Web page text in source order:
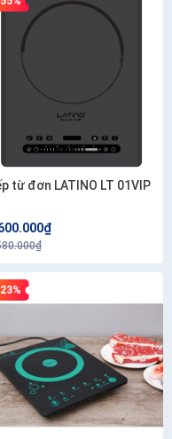
từ đơn LATINO LT 01VIP